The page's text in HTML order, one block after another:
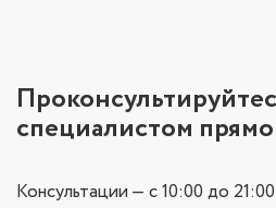
специалистом
Консультации — с 10:00 до 21:00